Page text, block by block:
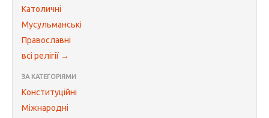
Католичні
Мусульманські
Православні
всі релігії →
ЗА КАТЕГОРІЯМИ
Конституційні
Міжнародні